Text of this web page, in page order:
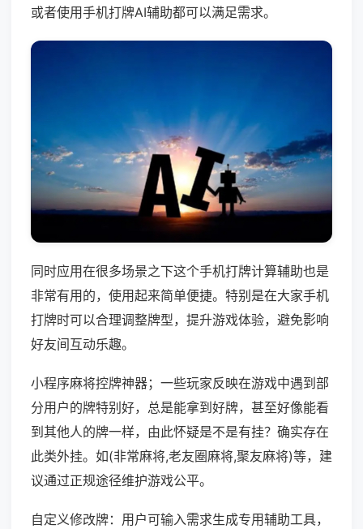
或者使用手机打牌AI辅助都可以满足需求。
同时应用在很多场景之下这个手机打牌计算辅助也是
非常有用的，使用起来简单便捷。特别是在大家手机
打牌时可以合理调整牌型，提升游戏体验，避免影响
好友间互动乐趣。
小程序麻将控牌神器；一些玩家反映在游戏中遇到部
分用户的牌特别好，总是能拿到好牌，甚至好像能看
到其他人的牌一样，由此怀疑是不是有挂？确实存在
此类外挂。如(非常麻将,老友圈麻将,聚友麻将)等，建
议通过正规途径维护游戏公平。
自定义修改牌：用户可输入需求生成专用辅助工具，